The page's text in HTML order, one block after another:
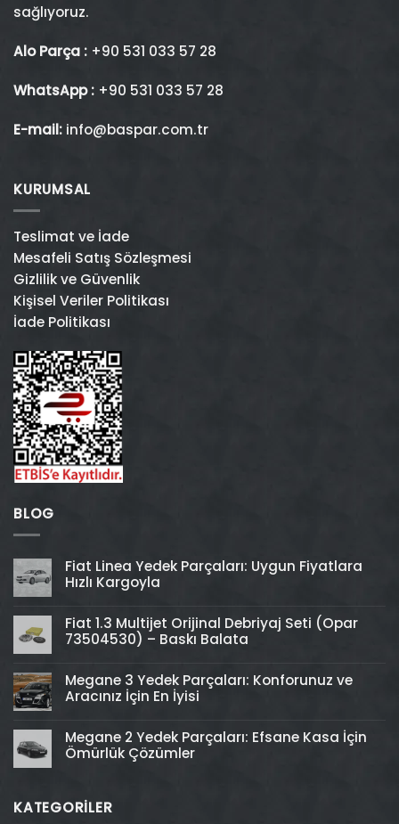
sağlıyoruz.
Alo Parça : +90 531 033 57 28
WhatsApp : +90 531 033 57 28
E-mail: info@baspar.com.tr
KURUMSAL
Teslimat ve İade
Mesafeli Satış Sözleşmesi
Gizlilik ve Güvenlik
Kişisel Veriler Politikası
İade Politikası
BLOG
Fiat Linea Yedek Parçaları: Uygun Fiyatlara
Hızlı Kargoyla
Fiat 1.3 Multijet Orijinal Debriyaj Seti (Opar
73504530) – Baskı Balata
Megane 3 Yedek Parçaları: Konforunuz ve
Aracınız İçin En İyisi
Megane 2 Yedek Parçaları: Efsane Kasa İçin
Ömürlük Çözümler
KATEGORİLER